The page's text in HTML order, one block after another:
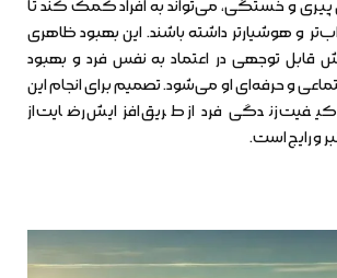
و خستگی، می‌تواند به افراد کمک کند تا
و هوشیارتر داشته باشند. این بهبود ظاهری
قابل توجهی در اعتماد به نفس فرد و بهبود
و حرفه‌ای او می‌شود. تصمیم برای انجام این
کیفیت زندگی فرد از طریق افزایش رضایت از
و رایج است.